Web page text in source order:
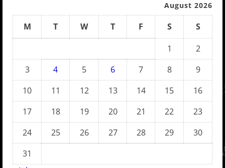
August 2026
M T W T F S
S
1
2
3
4 5 6 7 8
9
10
11 12 13 14 15
16
17
18 19 20 21 22
23
24
25 26 27 28 29
30
31